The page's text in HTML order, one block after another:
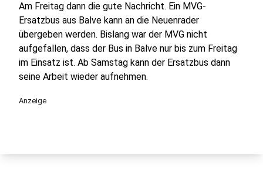
Am Freitag dann die gute Nachricht. Ein MVG-
Ersatzbus aus Balve kann an die Neuenrader
übergeben werden. Bislang war der MVG nicht
aufgefallen, dass der Bus in Balve nur bis zum Freitag
im Einsatz ist. Ab Samstag kann der Ersatzbus dann
seine Arbeit wieder aufnehmen.
Anzeige